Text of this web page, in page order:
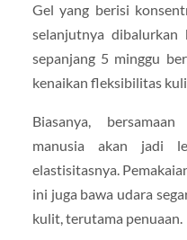
Gel yang berisi
selanjutnya dibalurkan
sepanjang 5 minggu
kenaikan fleksibilitas
Biasanya,
manusia akan jadi
elastisitasnya.
ini juga bawa udara
kulit, terutama penuaan.